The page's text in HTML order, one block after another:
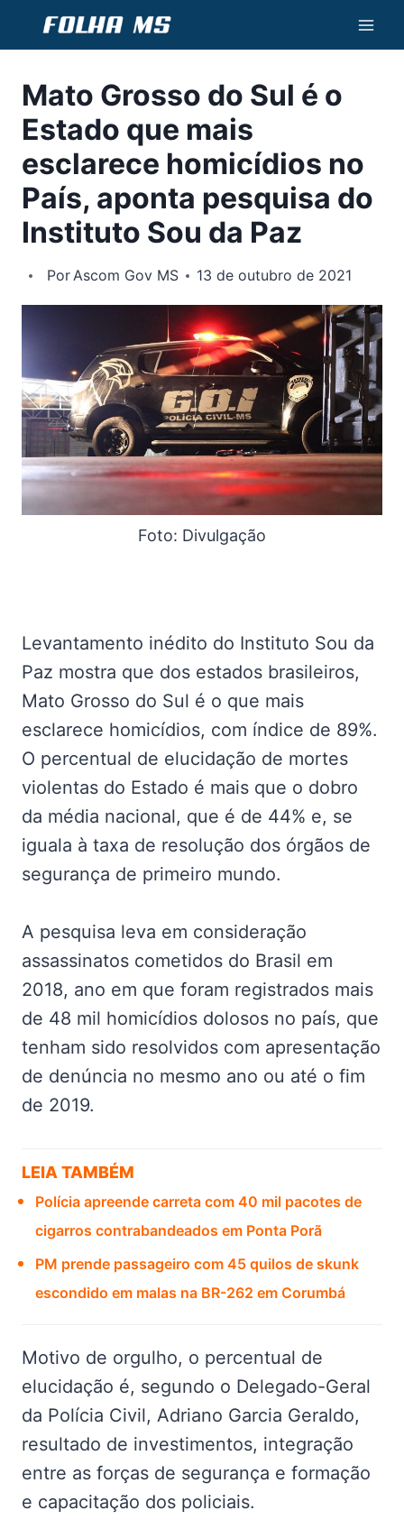
Conteúdo
Mato Grosso do Sul é o
Estado que mais
esclarece homicídios no
País, aponta pesquisa do
Instituto Sou da Paz
PorAscom Gov MS 13 de outubro de 2021
Foto: Divulgação
Levantamento inédito do Instituto Sou da
Paz mostra que dos estados brasileiros,
Mato Grosso do Sul é o que mais
esclarece homicídios, com índice de 89%.
O percentual de elucidação de mortes
violentas do Estado é mais que o dobro
da média nacional, que é de 44% e, se
iguala à taxa de resolução dos órgãos de
segurança de primeiro mundo.
A pesquisa leva em consideração
assassinatos cometidos do Brasil em
2018, ano em que foram registrados mais
de 48 mil homicídios dolosos no país, que
tenham sido resolvidos com apresentação
de denúncia no mesmo ano ou até o fim
de 2019.
LEIA TAMBÉM
Polícia apreende carreta com 40 mil pacotes de
cigarros contrabandeados em Ponta Porã
PM prende passageiro com 45 quilos de skunk
escondido em malas na BR-262 em Corumbá
Motivo de orgulho, o percentual de
elucidação é, segundo o Delegado-Geral
da Polícia Civil, Adriano Garcia Geraldo,
resultado de investimentos, integração
entre as forças de segurança e formação
e capacitação dos policiais.